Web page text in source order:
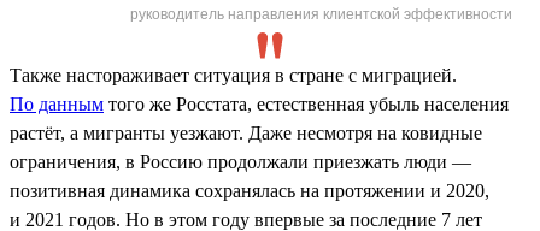
руководитель направления клиентской эффективности
Также настораживает ситуация в стране с миграцией.
По данным того же Росстата, естественная убыль населения
растёт, а мигранты уезжают. Даже несмотря на ковидные
ограничения, в Россию продолжали приезжать люди —
позитивная динамика сохранялась на протяжении и 2020,
и 2021 годов. Но в этом году впервые за последние 7 лет